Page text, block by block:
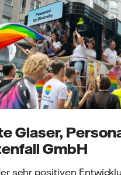
Glaser,
GmbH
sehr positiven